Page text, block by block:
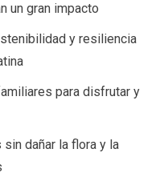
un gran impacto
y resiliencia
para disfrutar y
dañar la flora y la